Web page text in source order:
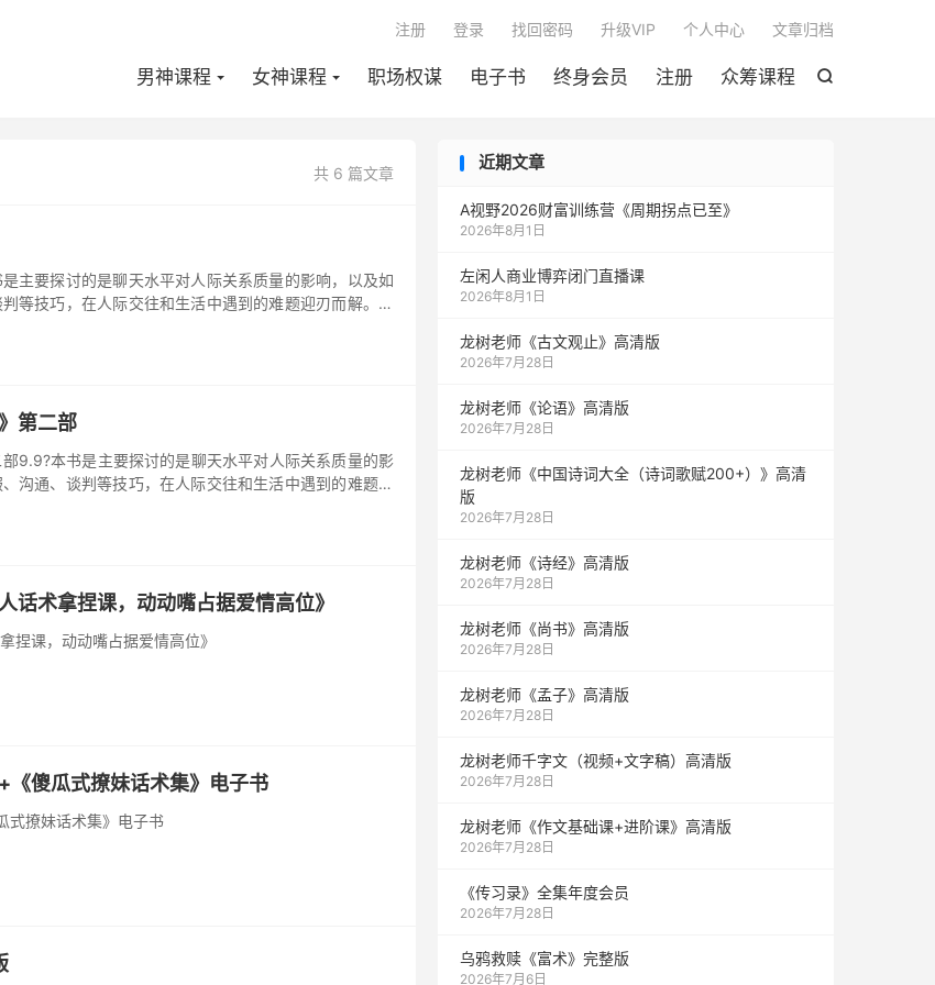

男神课程 女神课程 职场权谋 电子书 终身会员 注册 众筹课程
注册 登录 找回密码 升级VIP 个人中心 文章归档
共 6 篇文章
是主要探讨的是聊天水平对人际关系质量的影响，以及如
等技巧，在人际交往和生活中遇到的难题迎刃而解。这
第二部
部9.9?本书是主要探讨的是聊天水平对人际关系质量的影
沟通、谈判等技巧，在人际交往和生活中遇到的难题迎
话术拿捏课，动动嘴占据爱情高位》
捏课，动动嘴占据爱情高位》
《傻瓜式撩妹话术集》电子书
式撩妹话术集》电子书
近期文章
A视野2026财富训练营《周期拐点已至》
2026年8月1日
左闲人商业博弈闭门直播课
2026年8月1日
龙树老师《古文观止》高清版
2026年7月28日
龙树老师《论语》高清版
2026年7月28日
龙树老师《中国诗词大全（诗词歌赋200+）》高清
版
2026年7月28日
龙树老师《诗经》高清版
2026年7月28日
龙树老师《尚书》高清版
2026年7月28日
龙树老师《孟子》高清版
2026年7月28日
龙树老师千字文（视频+文字稿）高清版
2026年7月28日
龙树老师《作文基础课+进阶课》高清版
2026年7月28日
《传习录》全集年度会员
2026年7月28日
乌鸦救赎《富术》完整版
2026年7月6日